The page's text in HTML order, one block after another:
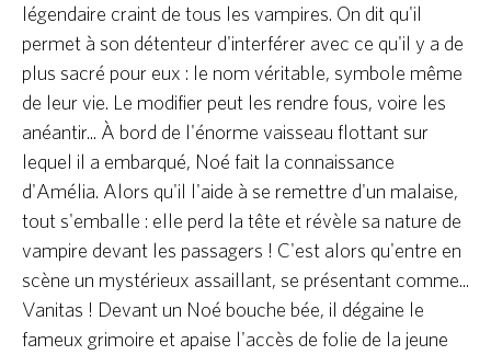
légendaire craint de tous les vampires. On dit qu'il
permet à son détenteur d'interférer avec ce qu'il y a de
plus sacré pour eux : le nom véritable, symbole même
de leur vie. Le modifier peut les rendre fous, voire les
anéantir... À bord de l'énorme vaisseau flottant sur
lequel il a embarqué, Noé fait la connaissance
d'Amélia. Alors qu'il l'aide à se remettre d'un malaise,
tout s'emballe : elle perd la tête et révèle sa nature de
vampire devant les passagers ! C'est alors qu'entre en
scène un mystérieux assaillant, se présentant comme...
Vanitas ! Devant un Noé bouche bée, il dégaine le
fameux grimoire et apaise l'accès de folie de la jeune